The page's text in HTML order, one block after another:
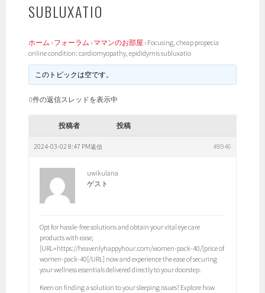
SUBLUXATIO
ホーム › フォーラム › ママンのお部屋 › Focusing, cheap propecia
online condition: cardiomyopathy, epididymis subluxatio
このトピックは空です。
0件の返信スレッドを表示中
投稿者 投稿
2024-03-02 8:47 PM #8946
返信
uwikulana
ゲスト
Opt for hassle-free solutions and obtain your vital eye care
products with ease;
[URL=https://heavenlyhappyhour.com/women-pack-40/]price of
women-pack-40[/URL] now and experience the ease of securing
your wellness essentials delivered directly to your doorstep.
Keen on finding a solution to your sleeping issues? Explore how